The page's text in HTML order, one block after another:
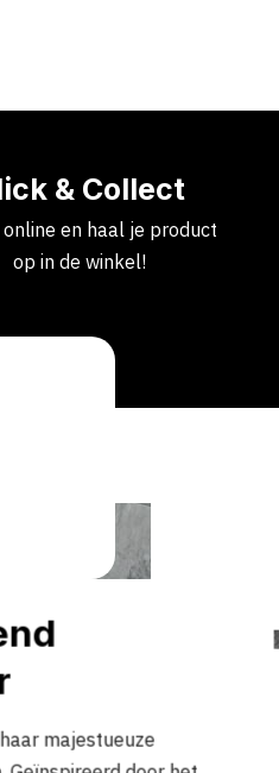
& Collect
en haal je product
op in de winkel!
majestueuze